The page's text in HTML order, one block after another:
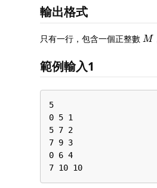
輸出格式
只有一行，包含一個正整數
範例輸入1
5
0 5 1
5 7 2
7 9 3
0 6 4
7 10 10